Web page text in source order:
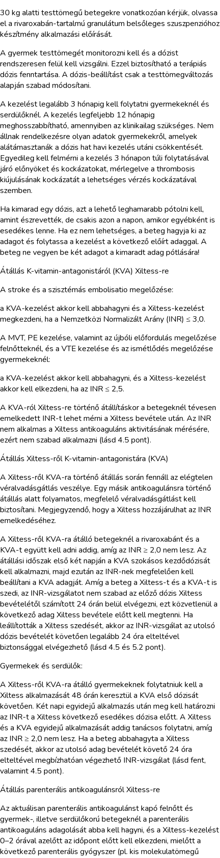
30 kg alatti testtömegű betegekre vonatkozóan kérjük, olvassa
el a rivaroxabán-tartalmú granulátum belsőleges szuszpenzióhoz
készítmény alkalmazási előírását.
A gyermek testtömegét monitorozni kell és a dózist
rendszeresen felül kell vizsgálni. Ezzel biztosítható a terápiás
dózis fenntartása. A dózis-beállítást csak a testtömegváltozás
alapján szabad módosítani.
A kezelést legalább 3 hónapig kell folytatni gyermekeknél és
serdülőknél. A kezelés legfeljebb 12 hónapig
meghosszabbítható, amennyiben az klinikailag szükséges. Nem
állnak rendelkezésre olyan adatok gyermekekről, amelyek
alátámasztanák a dózis hat havi kezelés utáni csökkentését.
Egyedileg kell felmérni a kezelés 3 hónapon túli folytatásával
járó előnyöket és kockázatokat, mérlegelve a thrombosis
kiújulásának kockázatát a lehetséges vérzés kockázatával
szemben.
Ha kimarad egy dózis, azt a lehető leghamarabb pótolni kell,
amint észrevették, de csakis azon a napon, amikor egyébként is
esedékes lenne. Ha ez nem lehetséges, a beteg hagyja ki az
adagot és folytassa a kezelést a következő előírt adaggal. A
beteg ne vegyen be két adagot a kimaradt adag pótlására!
Átállás K-vitamin-antagonistáról (KVA) Xiltess-re
A stroke és a szisztémás embolisatio megelőzése:
a KVA-kezelést akkor kell abbahagyni és a Xiltess-kezelést
megkezdeni, ha a Nemzetközi Normalizált Arány (INR) ≤ 3,0.
A MVT, PE kezelése, valamint az újbóli előfordulás megelőzése
felnőtteknél, és a VTE kezelése és az ismétlődés megelőzése
gyermekeknél:
a KVA-kezelést akkor kell abbahagyni, és a Xiltess-kezelést
akkor kell elkezdeni, ha az INR ≤ 2,5.
A KVA-ról Xiltess-re történő átállításkor a betegeknél tévesen
emelkedett INR-t lehet mérni a Xiltess bevétele után. Az INR
nem alkalmas a Xiltess antikoaguláns aktivitásának mérésére,
ezért nem szabad alkalmazni (lásd 4.5 pont).
Átállás Xiltess-ről K-vitamin-antagonistára (KVA)
A Xiltess-ről KVA-ra történő átállás során fennáll az elégtelen
véralvadásgátlás veszélye. Egy másik antikoagulánsra történő
átállás alatt folyamatos, megfelelő véralvadásgátlást kell
biztosítani. Megjegyzendő, hogy a Xiltess hozzájárulhat az INR
emelkedéséhez.
A Xiltess-ről KVA-ra átálló betegeknél a rivaroxabánt és a
KVA-t együtt kell adni addig, amíg az INR ≥ 2,0 nem lesz. Az
átállási időszak első két napján a KVA szokásos kezdődózisát
kell alkalmazni, majd ezután az INR-nek megfelelően kell
beállítani a KVA adagját. Amíg a beteg a Xiltess-t és a KVA-t is
szedi, az INR-vizsgálatot nem szabad az előző dózis Xiltess
bevételétől számított 24 órán belül elvégezni, ezt közvetlenül a
következő adag Xiltess bevétele előtt kell megtenni. Ha
leállították a Xiltess szedését, akkor az INR-vizsgálat az utolsó
dózis bevételét követően legalább 24 óra elteltével
biztonsággal elvégezhető (lásd 4.5 és 5.2 pont).
Gyermekek és serdülők:
A Xiltess-ről KVA-ra átálló gyermekeknek folytatniuk kell a
Xiltess alkalmazását 48 órán keresztül a KVA első dózisát
követően. Két napi egyidejű alkalmazás után meg kell határozni
az INR-t a Xiltess következő esedékes dózisa előtt. A Xiltess
és a KVA egyidejű alkalmazását addig tanácsos folytatni, amíg
az INR ≥ 2,0 nem lesz. Ha a beteg abbahagyta a Xiltess
szedését, akkor az utolsó adag bevételét követő 24 óra
elteltével megbízhatóan végezhető INR-vizsgálat (lásd fent,
valamint 4.5 pont).
Átállás parenterális antikoagulánsról Xiltess-re
Az aktuálisan parenterális antikoagulánst kapó felnőtt és
gyermek-, illetve serdülőkorú betegeknél a parenterális
antikoaguláns adagolását abba kell hagyni, és a Xiltess-kezelést
0–2 órával azelőtt az időpont előtt kell elkezdeni, mielőtt a
következő parenterális gyógyszer (pl. kis molekulatömegű